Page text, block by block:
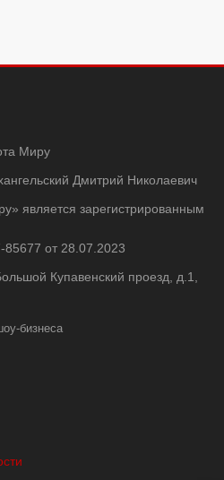
Миру
Дмитрий Николаевич
является зарегистрированным
от 28.07.2023
Купавенский проезд, д.1,
бизнеса